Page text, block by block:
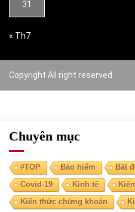
31
« Th7
Copyright All right reserved
Chuyên mục
#TOP Bảo hiểm Bất
Covid-19
Kinh tế
Kiến thức chứng khoán